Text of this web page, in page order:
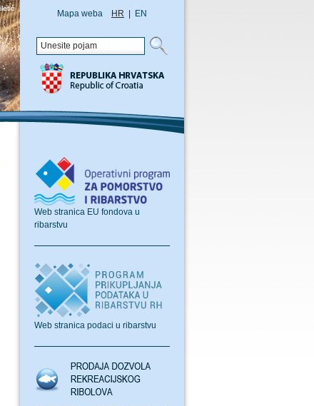
Mapa weba HR EN
Web stranica EU fondova u
ribarstvu
Web stranica podaci u ribarstvu